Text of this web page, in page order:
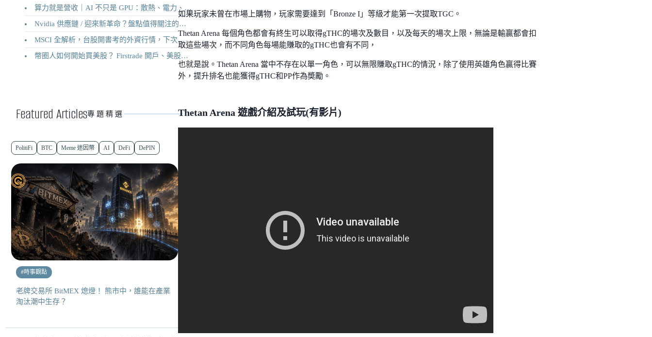
算力就是營收｜AI 不只是 GPU：散熱、電力、機械結構與台股供應鏈
Nvidia 供應鏈 / 迎來新革命？盤點值得關注的二十家供應鏈企業
MSCI 全解析，台股開書考的外資行情，下次調整你準備好了嗎？
幣圈人如何開始買美股？ Firstrade 開戶、美股交易機制完整教學
Featured Articles專題精選
PolitiFi BTC Meme 迷因幣 AI DeFi DePIN
#時事觀點
老牌交易所 BitMEX 熄燈！ 熊市中，誰能在產業
淘汰潮中生存？
如果玩家未曾在市場上購物，玩家需要達到「Bronze I」等級才能第一次提取TGC。
Thetan Arena 每個角色都會有終生可以取得gTHC的場次及數目，以及每天的場次上限，無論是輸贏都會扣
取這些場次，而不同角色每場能賺取的gTHC也會有不同，
也就是說。Thetan Arena 當中不存在以單一角色，可以無限賺取gTHC的情況，除了使用英雄角色贏得比賽
外，提升排名也能獲得gTHC和PP作為奬勵。
Thetan Arena 遊戲介紹及試玩(有影片)